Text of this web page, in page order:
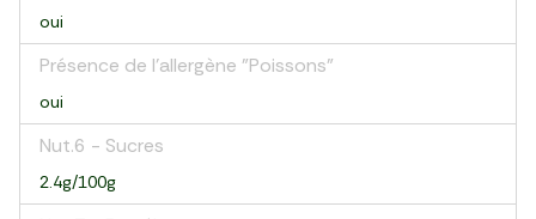
oui
Présence de l'allergène "Poissons"
oui
Nut.6 - Sucres
2.4g/100g